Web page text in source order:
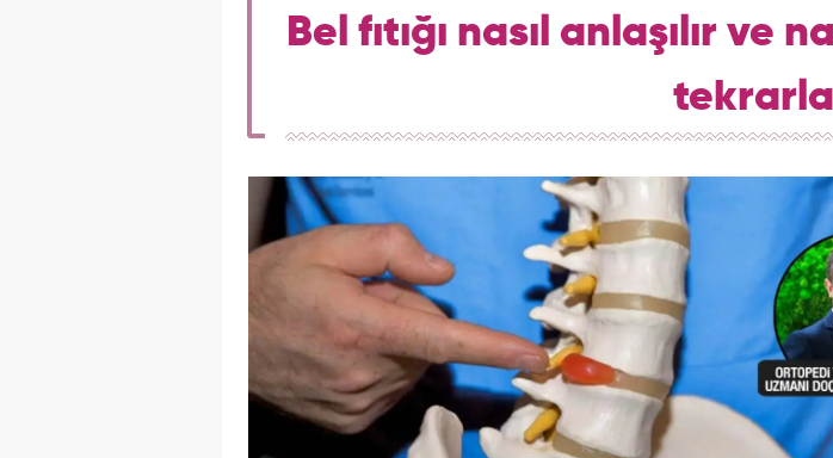
Bel fıtığı nasıl anlaşılır ve